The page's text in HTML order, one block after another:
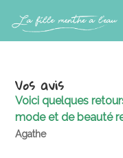
Vos avis
Voici quelques
mode et de beauté
Agathe